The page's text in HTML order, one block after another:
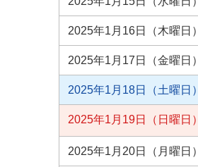
2025年1月16日（木曜日）
2025年1月17日（金曜日）
2025年1月18日（土曜日）
2025年1月19日（日曜日）
2025年1月20日（月曜日）